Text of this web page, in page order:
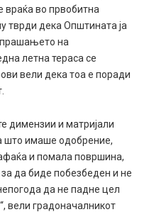
враќа во првобитна
тврди дека Општината ја
прашањето на
летна тераса се
вели дека тоа е поради
димензии и матријали
што имаше одобрение,
и помала површина,
да биде побезбеден и не
да не падне цел
вели градоначалникот